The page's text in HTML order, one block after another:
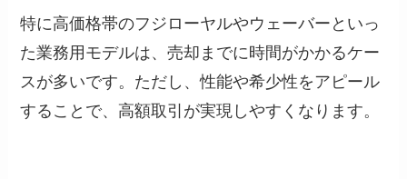
特に高価格帯のフジローヤルやウェーバーといっ
た業務用モデルは、売却までに時間がかかるケー
スが多いです。ただし、性能や希少性をアピール
することで、高額取引が実現しやすくなります。